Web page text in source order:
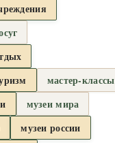
мастер-классы
музеи мира
музеи россии